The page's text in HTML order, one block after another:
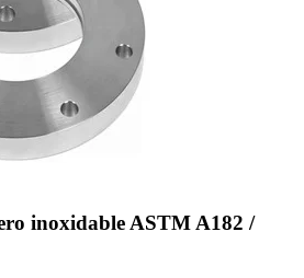
inoxidable ASTM A182 /